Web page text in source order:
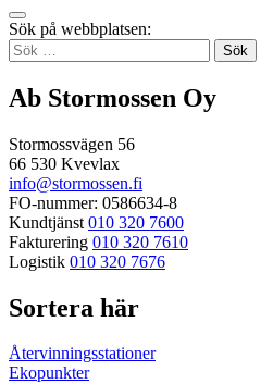
Tillbaka
up
Sök på webbplatsen:
Sök
efter:
Ab Stormossen Oy
Stormossvägen 56
66 530 Kvevlax
info@stormossen.fi
FO-nummer: 0586634-8
Kundtjänst 010 320 7600
Fakturering 010 320 7610
Logistik 010 320 7676
Sortera här
Återvinningsstationer
Ekopunkter